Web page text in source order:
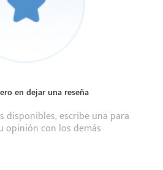
en dejar una reseña
disponibles, escribe una para
opinión con los demás